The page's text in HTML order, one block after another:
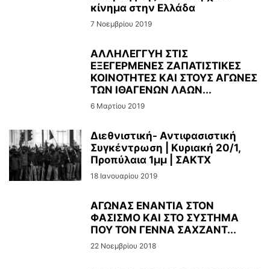
κίνημα στην Ελλάδα
7 Νοεμβρίου 2019
ΑΛΛΗΛΕΓΓΥΗ ΣΤΙΣ
ΕΞΕΓΕΡΜΕΝΕΣ ΖΑΠΑΤΙΣΤΙΚΕΣ
ΚΟΙΝΟΤΗΤΕΣ ΚΑΙ ΣΤΟΥΣ ΑΓΩΝΕΣ
ΤΩΝ ΙΘΑΓΕΝΩΝ ΛΑΩΝ...
6 Μαρτίου 2019
Διεθνιστική- Αντιφασιστική
Συγκέντρωση | Κυριακή 20/1,
Προπύλαια 1μμ | ΣΑΚΤΧ
18 Ιανουαρίου 2019
ΑΓΩΝΑΣ ΕΝΑΝΤΙΑ ΣΤΟΝ
ΦΑΣΙΣΜΟ ΚΑΙ ΣΤΟ ΣΥΣΤΗΜΑ
ΠΟΥ ΤΟΝ ΓΕΝΝΑ ΣΑΧΖΑΝΤ...
22 Νοεμβρίου 2018